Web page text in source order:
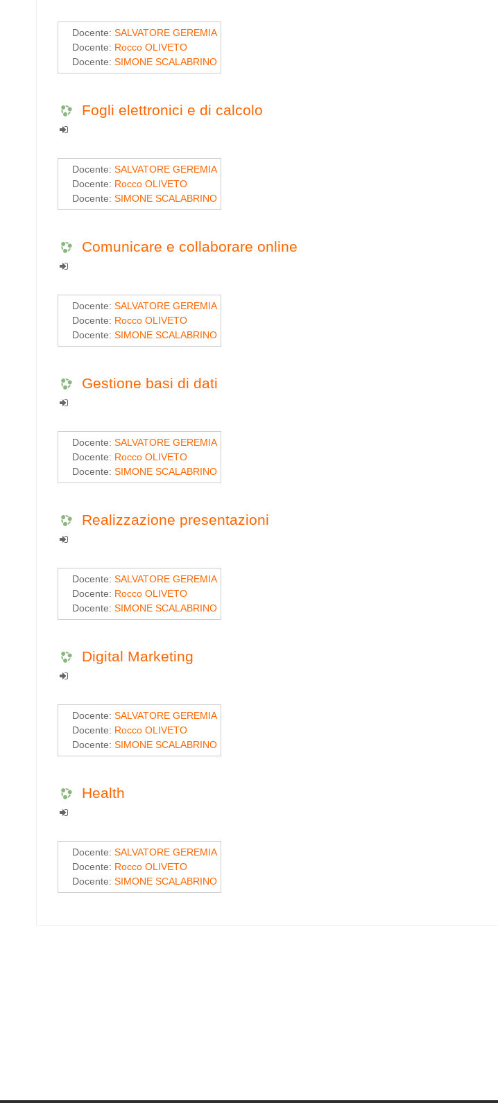
Docente: SALVATORE GEREMIA
Docente: Rocco OLIVETO
Docente: SIMONE SCALABRINO
Fogli elettronici e di calcolo
Docente: SALVATORE GEREMIA
Docente: Rocco OLIVETO
Docente: SIMONE SCALABRINO
Comunicare e collaborare online
Docente: SALVATORE GEREMIA
Docente: Rocco OLIVETO
Docente: SIMONE SCALABRINO
Gestione basi di dati
Docente: SALVATORE GEREMIA
Docente: Rocco OLIVETO
Docente: SIMONE SCALABRINO
Realizzazione presentazioni
Docente: SALVATORE GEREMIA
Docente: Rocco OLIVETO
Docente: SIMONE SCALABRINO
Digital Marketing
Docente: SALVATORE GEREMIA
Docente: Rocco OLIVETO
Docente: SIMONE SCALABRINO
Health
Docente: SALVATORE GEREMIA
Docente: Rocco OLIVETO
Docente: SIMONE SCALABRINO